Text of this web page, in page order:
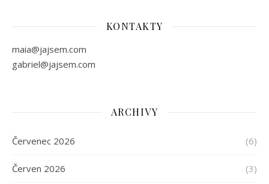
KONTAKTY
maia@jajsem.com
gabriel@jajsem.com
ARCHIVY
Červenec 2026 (6)
Červen 2026 (3)